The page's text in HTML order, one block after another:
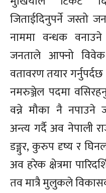
जिताईदिनुपर्ने जस्तो
नाममा वन्धक
जनताले आफ्नो विवेक
वतावरण तयार
नमरुञ्जेल पदमा
वन्ने मौका नै नपाउने
अन्त्य गर्दै अव नेपाली
डङ्गुर, कुरुप दृष्य र
अव हरेक क्षेत्रमा
तव मात्रै मुलुकले